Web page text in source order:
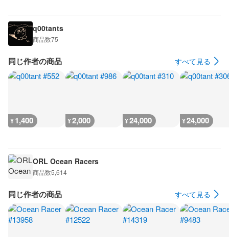
q00tants
商品数75
同じ作者の商品 すべて見る
¥1,400 ¥2,000 ¥24,000 ¥24,000
ORL Ocean Racers
商品数5,614
同じ作者の商品 すべて見る